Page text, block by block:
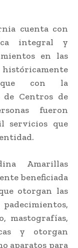
cuenta con
integral y
en las
que con la
Centros de
fueron
servicios que
Amarillas
beneficiada
otorgan las
mastografías,
y otorgan
aparatos para